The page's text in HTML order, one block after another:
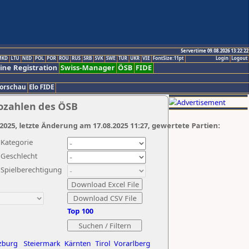
Servertime 09.08.2026 13:22:22
Logout
Login
LTU NED POL POR ROU RUS SRB SVK SWE TUR UKR VIE FontSize:11pt
Registration Swiss-Manager ÖSB FIDE
Elo FIDE
des ÖSB
Kategorie
Geschlecht
Spielberechtigung
Steiermark Kärnten Tirol Vorarlberg
Top 100
letzte Änderung am 17.08.2025 11:27, gewertete Partien: